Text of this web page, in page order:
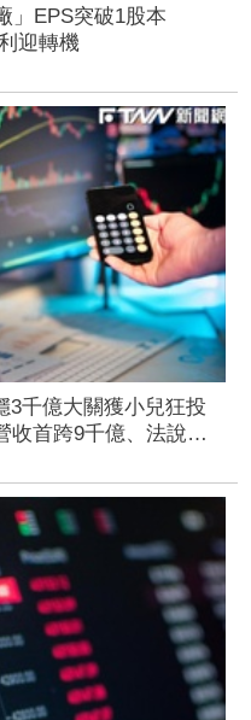
」EPS突破1股本
迎轉機
3千億大關獲小兒狂投
首跨9千億、法說前